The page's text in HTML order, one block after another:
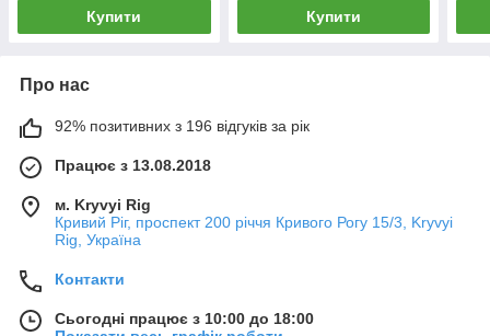
Купити Купити
Про нас
92% позитивних з 196 відгуків за рік
Працює з 13.08.2018
м. Kryvyi Rig
Кривий Ріг, проспект 200 річчя Кривого Рогу 15/3, Kryvyi
Rig, Україна
Контакти
Сьогодні працює з 10:00 до 18:00